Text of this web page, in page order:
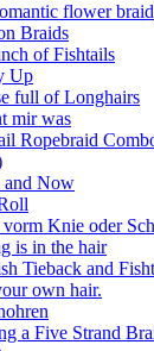
flower braid
Braids
of Fishtails
Up
full of Longhairs
mir was
Ropebraid
and Now
Knie oder
is in the hair
Tieback and
own hair.
a Five Strand